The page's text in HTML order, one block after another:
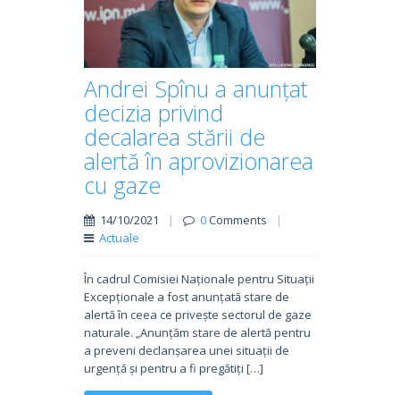
Andrei Spînu a anunțat
decizia privind
decalarea stării de
alertă în aprovizionarea
cu gaze
14/10/2021 | 0Comments
|
Actuale
În cadrul Comisiei Naționale pentru Situații
Excepționale a fost anunțată stare de
alertă în ceea ce privește sectorul de gaze
naturale. „Anunțăm stare de alertă pentru
a preveni declanșarea unei situații de
urgență și pentru a fi pregătiți […]